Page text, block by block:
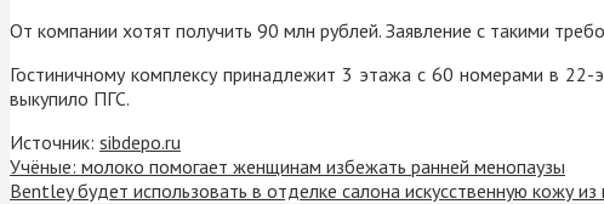
От компании хотят получить 90 млн рублей. Заявление с такими
Гостиничному комплексу принадлежит 3 этажа с 60 номерами в
выкупило ПГС.
Источник: sibdepo.ru
Учёные: молоко помогает женщинам избежать ранней менопаузы
Bentley будет использовать в отделке салона искусственную кожу